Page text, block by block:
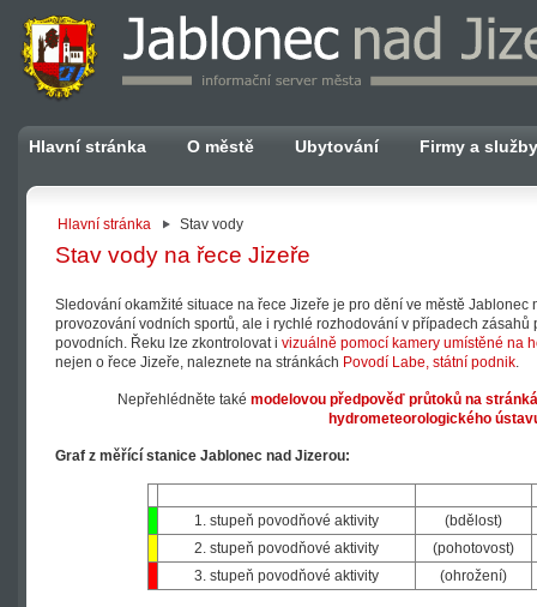
Hlavní stránka O městě Ubytování Firmy a služby
Hlavní stránka Stav vody
Stav vody na řece Jizeře
Sledování okamžité situace na řece Jizeře je pro dění ve městě
provozování vodních sportů, ale i rychlé rozhodování v případech
povodních. Řeku lze zkontrolovat i vizuálně pomocí kamery umístěné na
nejen o řece Jizeře, naleznete na stránkách Povodí Labe, státní podnik.
Nepřehlédněte také modelovou předpověď průtoků na
hydrometeorologického
Graf z měřící stanice Jablonec nad Jizerou:
1. stupeň povodňové aktivity
(bdělost)
2. stupeň povodňové aktivity
(pohotovost)
3. stupeň povodňové aktivity
(ohrožení)